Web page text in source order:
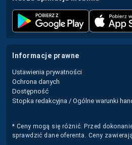
informacje prawne
Ustawienia prywatności
Ochrona danych
Dostępność
Stopka redakcyjna / Ogólne warunki
* Ceny mogą się różnić. Przed
sprawdzić dane oferenta. Ceny